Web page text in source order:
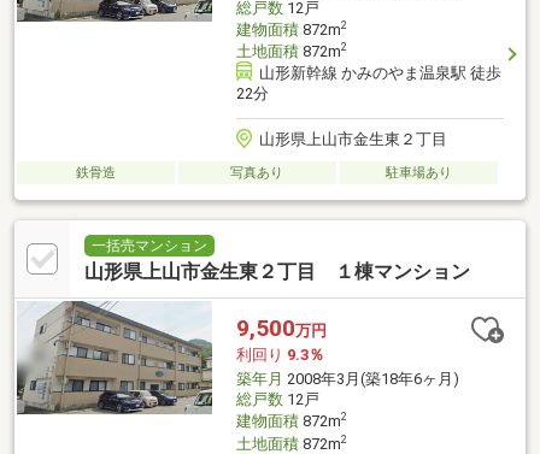
総戸数12戸
建物面積872m2
土地面積872m2
山形新幹線 かみのやま温泉駅 徒歩
22分
山形県上山市金生東２丁目
鉄骨造 写真あり 駐車場あり
一括売マンション
山形県上山市金生東２丁目 １棟マンション
9,500万円
利回り 9.3％
築年月 2008年3月(築18年6ヶ月)
総戸数12戸
建物面積872m2
土地面積872m2